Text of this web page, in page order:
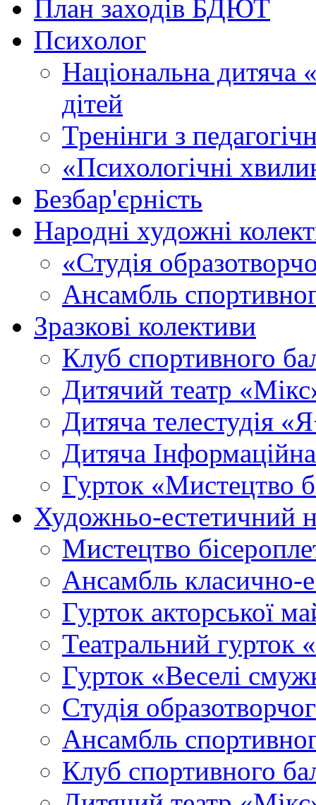
План заходів БДЮТ
Психолог
Національна дитяча
дітей
Тренінги з
«Психологічні
Безбар'єрність
Народні художні
«Студія
Ансамбль
Зразкові колективи
Клуб спортивного
Дитячий театр
Дитяча телестудія
Дитяча
Гурток «Мистецтво
Художньо-естетичний
Мистецтво
Ансамбль класично-
Гурток акторської
Театральний гурток
Гурток «Веселі
Cтудія
Ансамбль
Клуб спортивного